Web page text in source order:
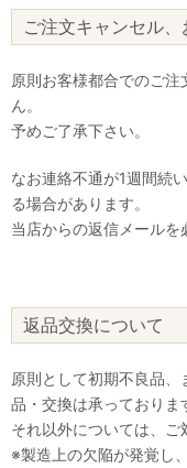
ご注文キャンセル
原則お客様都合でのご
ん。
予めご了承下さい。
なお連絡不通が1週間続
る場合があります。
当店からの返信メールを
返品交換について
原則として初期不良品
品・交換は承っておりま
それ以外については、ご
※製造上の欠陥が発覚し